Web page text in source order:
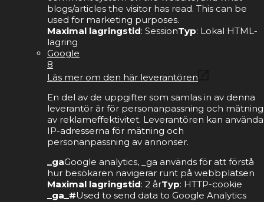
blogs/articles the visitor has read. This can be
used for marketing purposes.
Maximal lagringstid: SessionTyp: Lokal HTML-
lagring
Google
8
Läs mer om den här leverantören
En del av de uppgifter som samlas in av denna
leverantör är för personanpassning och mätning
av reklameffektivitet. Leverantören kan använda
IP-adresserna för mätning och
personanpassning av annonser.
_gaGoogle analytics, _ga används för att förstå
hur besökaren navigerar runt på webbplatsen
Maximal lagringstid: 2 årTyp: HTTP-cookie
_ga_#Used to send data to Google Analytics